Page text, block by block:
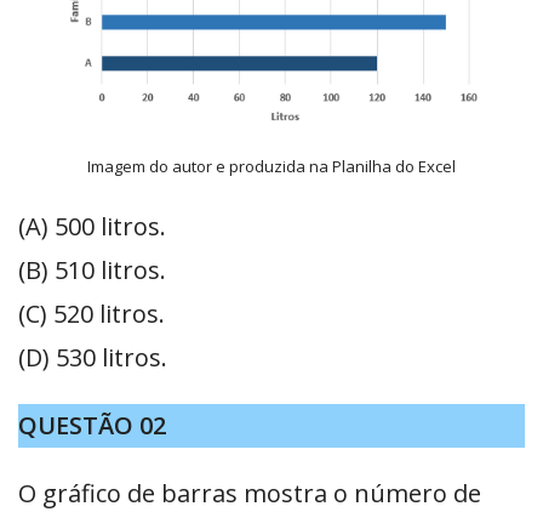
Imagem do autor e produzida na Planilha do Excel
(A) 500 litros.
(B) 510 litros.
(C) 520 litros.
(D) 530 litros.
QUESTÃO 02
O gráfico de barras mostra o número de